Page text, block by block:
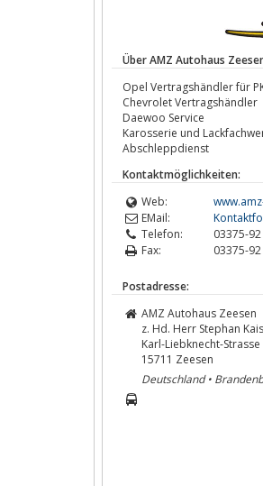
Über AMZ Autohaus
Opel Vertragshändler für
Chevrolet Vertragshändler
Daewoo Service
Karosserie und
Abschleppdienst
Kontaktmöglichkeiten:
Web:
EMail:
Telefon:
03375-
Fax:
03375-
Postadresse:
AMZ Autohaus Zeesen
z. Hd. Herr Stephan
Karl-Liebknecht-
15711 Zeesen
Deutschland •